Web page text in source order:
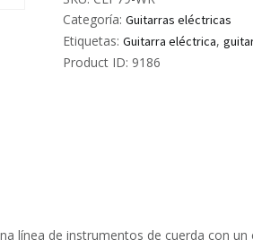
Categoría: Guitarras eléctricas
Etiquetas: Guitarra eléctrica,
Product ID: 9186
línea de instrumentos de cuerda con